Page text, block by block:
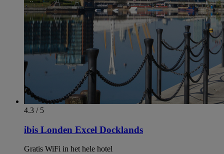
4.3 / 5
ibis Londen Excel Docklands
Gratis WiFi in het hele hotel